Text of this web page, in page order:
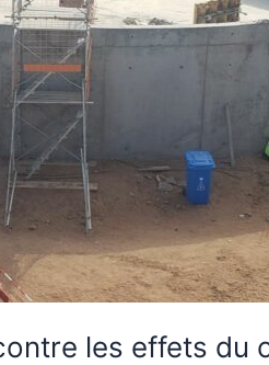
les effets du